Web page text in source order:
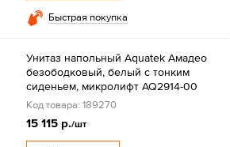
Быстрая покупка
Унитаз напольный Aquatek Амадео
безободковый, белый с тонким
сиденьем, микролифт AQ2914-00
Код товара: 189270
15 115 р./шт